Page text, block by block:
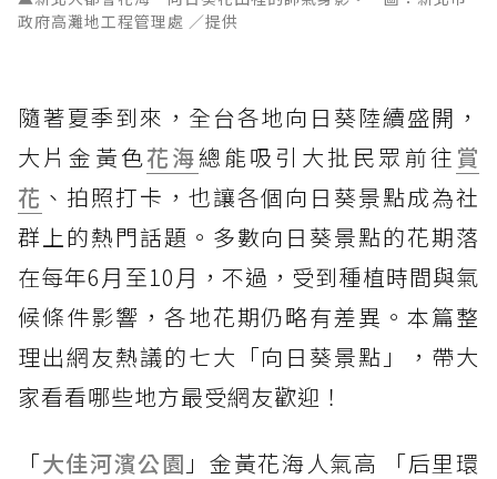
政府高灘地工程管理處 ／提供
隨著夏季到來，全台各地向日葵陸續盛開，
大片金黃色花海總能吸引大批民眾前往 賞
花 、拍照打卡，也讓各個向日葵景點成為社
群上的熱門話題。多數向日葵景點的花期落
在每年6月至10月，不過，受到種植時間與氣
候條件影響，各地花期仍略有差異。本篇整
理出網友熱議的七大「向日葵景點」，帶大
家看看哪些地方最受網友歡迎！
「大佳河濱公園 」金黃花海人氣高 「后里環